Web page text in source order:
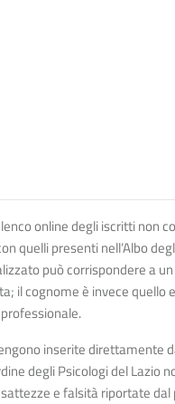
online degli iscritti non
quelli presenti nell’Albo
può corrispondere a
il cognome è invece
inserite direttamente
degli Psicologi del Lazio
e falsità riportate